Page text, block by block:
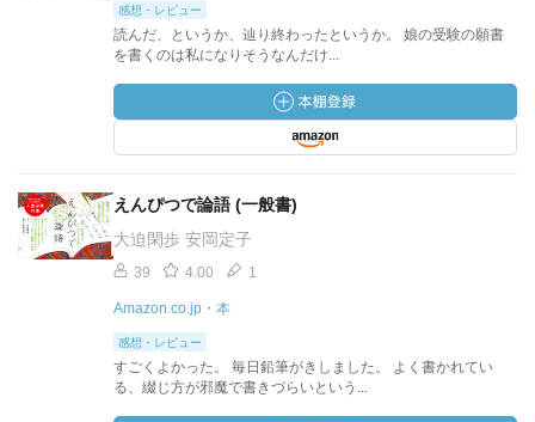
感想・レビュー
読んだ、というか、辿り終わったというか。 娘の受験の願書
を書くのは私になりそうなんだけ...
えんぴつで論語 (一般書)
大迫閑歩 安岡定子
39 4.00 1
Amazon.co.jp・本
感想・レビュー
すごくよかった。 毎日鉛筆がきしました。 よく書かれてい
る、綴じ方が邪魔で書きづらいという...